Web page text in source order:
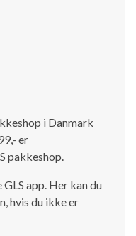
og campingvogn
i Danmark
er
pakkeshop.
app. Her kan du
hvis du ikke er